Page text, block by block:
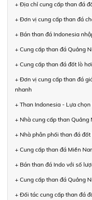
+ Địa chỉ cung cấp than đá
+ Đơn vị cung cấp than đá
+ Bán than đá Indonesia
+ Cung cấp than đá Quảng
+ Cung cấp than đá đốt lò
+ Đơn vị cung cấp than đá
nhanh
+ Than Indonesia - Lựa
+ Nhà cung cấp than Quảng
+ Nhà phân phối than đá
+ Cung cấp than đá Miền
+ Bán than đá Indo với số
+ Cung cấp than đá Quảng
+ Đối tác cung cấp than đá